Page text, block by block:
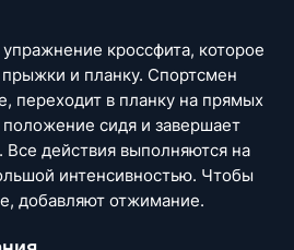
кроссфита, которое
и планку. Спортсмен
переходит в планку на прямых
положение сидя и завершает
действия выполняются на
интенсивностью. Чтобы
добавляют отжимание.